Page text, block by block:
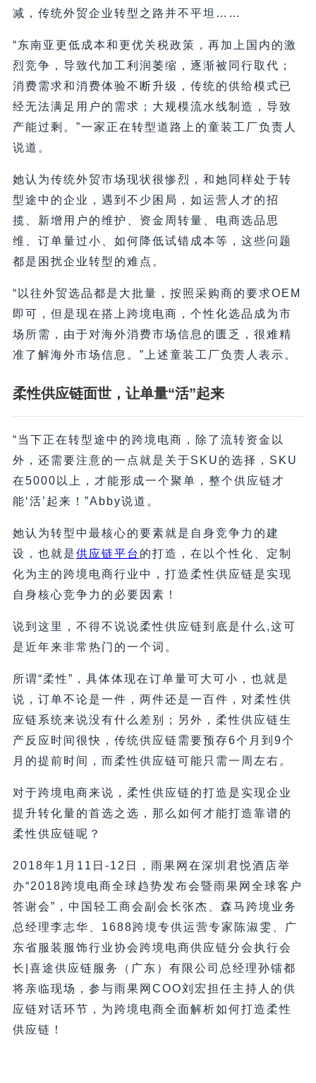
减，传统外贸企业转型之路并不平坦……
“东南亚更低成本和更优关税政策，再加上国内的激
烈竞争，导致代加工利润萎缩，逐渐被同行取代；
消费需求和消费体验不断升级，传统的供给模式已
经无法满足用户的需求；大规模流水线制造，导致
产能过剩。”一家正在转型道路上的童装工厂负责人
说道。
她认为传统外贸市场现状很惨烈，和她同样处于转
型途中的企业，遇到不少困局，如运营人才的招
揽、新增用户的维护、资金周转量、电商选品思
维、订单量过小、如何降低试错成本等，这些问题
都是困扰企业转型的难点。
“以往外贸选品都是大批量，按照采购商的要求OEM
即可，但是现在搭上跨境电商，个性化选品成为市
场所需，由于对海外消费市场信息的匮乏，很难精
准了解海外市场信息。”上述童装工厂负责人表示。
柔性供应链面世，让单量“活”起来
“当下正在转型途中的跨境电商，除了流转资金以
外，还需要注意的一点就是关于SKU的选择，SKU
在5000以上，才能形成一个聚单，整个供应链才
能‘活’起来！”Abby说道。
她认为转型中最核心的要素就是自身竞争力的建
设，也就是供应链平台 的打造，在以个性化、定制
化为主的跨境电商行业中，打造柔性供应链是实现
自身核心竞争力的必要因素！
说到这里，不得不说说柔性供应链到底是什么,这可
是近年来非常热门的一个词。
所谓“柔性”，具体体现在订单量可大可小，也就是
说，订单不论是一件，两件还是一百件，对柔性供
应链系统来说没有什么差别；另外，柔性供应链生
产反应时间很快，传统供应链需要预存6个月到9个
月的提前时间，而柔性供应链可能只需一周左右。
对于跨境电商来说，柔性供应链的打造是实现企业
提升转化量的首选之选，那么如何才能打造靠谱的
柔性供应链呢？
2018年1月11日-12日，雨果网在深圳君悦酒店举
办“2018跨境电商全球趋势发布会暨雨果网全球客户
答谢会”，中国轻工商会副会长张杰、森马跨境业务
总经理李志华、1688跨境专供运营专家陈淑雯、广
东省服装服饰行业协会跨境电商供应链分会执行会
长|喜途供应链服务（广东）有限公司总经理孙镭都
将亲临现场，参与雨果网COO刘宏担任主持人的供
应链对话环节，为跨境电商全面解析如何打造柔性
供应链！